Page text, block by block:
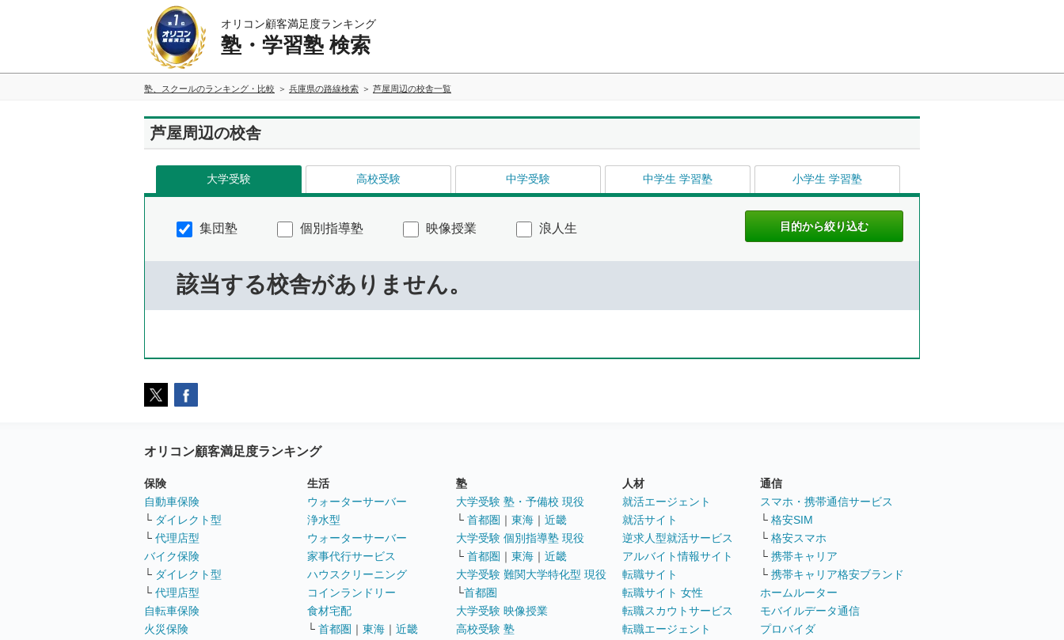
オリコン顧客満足度ランキング
塾・学習塾 検索
塾、スクールのランキング・比較 兵庫県の路線検索 芦屋周辺の校舎一覧
芦屋周辺の校舎
大学受験 高校受験 中学受験 中学生 学習塾 小学生 学習塾
集団塾 個別指導塾 映像授業 浪人生
該当する校舎がありません。
オリコン顧客満足度ランキング
保険
自動車保険
└ ダイレクト型
└ 代理店型
バイク保険
└ ダイレクト型
└ 代理店型
自転車保険
火災保険
生活
ウォーターサーバー
浄水型
ウォーターサーバー
家事代行サービス
ハウスクリーニング
コインランドリー
食材宅配
└ 首都圏 ｜ 東海 ｜ 近畿
塾
大学受験 塾・予備校 現役
└ 首都圏 ｜ 東海 ｜ 近畿
大学受験 個別指導塾 現役
└ 首都圏 ｜ 東海 ｜ 近畿
大学受験 難関大学特化型 現役
└首都圏
大学受験 映像授業
高校受験 塾
人材
就活エージェント
就活サイト
逆求人型就活サービス
アルバイト情報サイト
転職サイト
転職サイト 女性
転職スカウトサービス
転職エージェント
通信
スマホ・携帯通信サービス
└ 格安SIM
└ 格安スマホ
└ 携帯キャリア
└ 携帯キャリア格安ブランド
ホームルーター
モバイルデータ通信
プロバイダ